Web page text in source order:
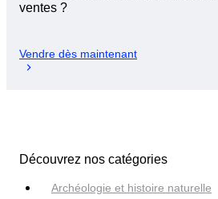
ventes ?
Vendre dès maintenant
Découvrez nos catégories
Archéologie et histoire naturelle